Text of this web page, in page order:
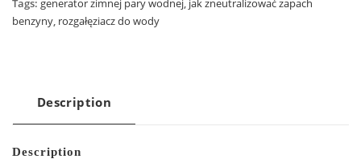
benzyny rozgałęziacz do wody
Description
Description